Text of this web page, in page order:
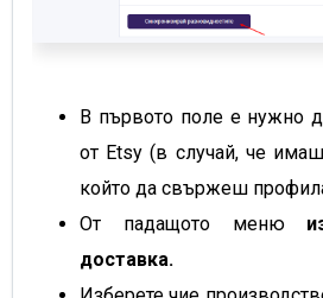
В първото поле е нужно
от Etsy (в случай, че
който да свържеш
От падащото меню
доставка.